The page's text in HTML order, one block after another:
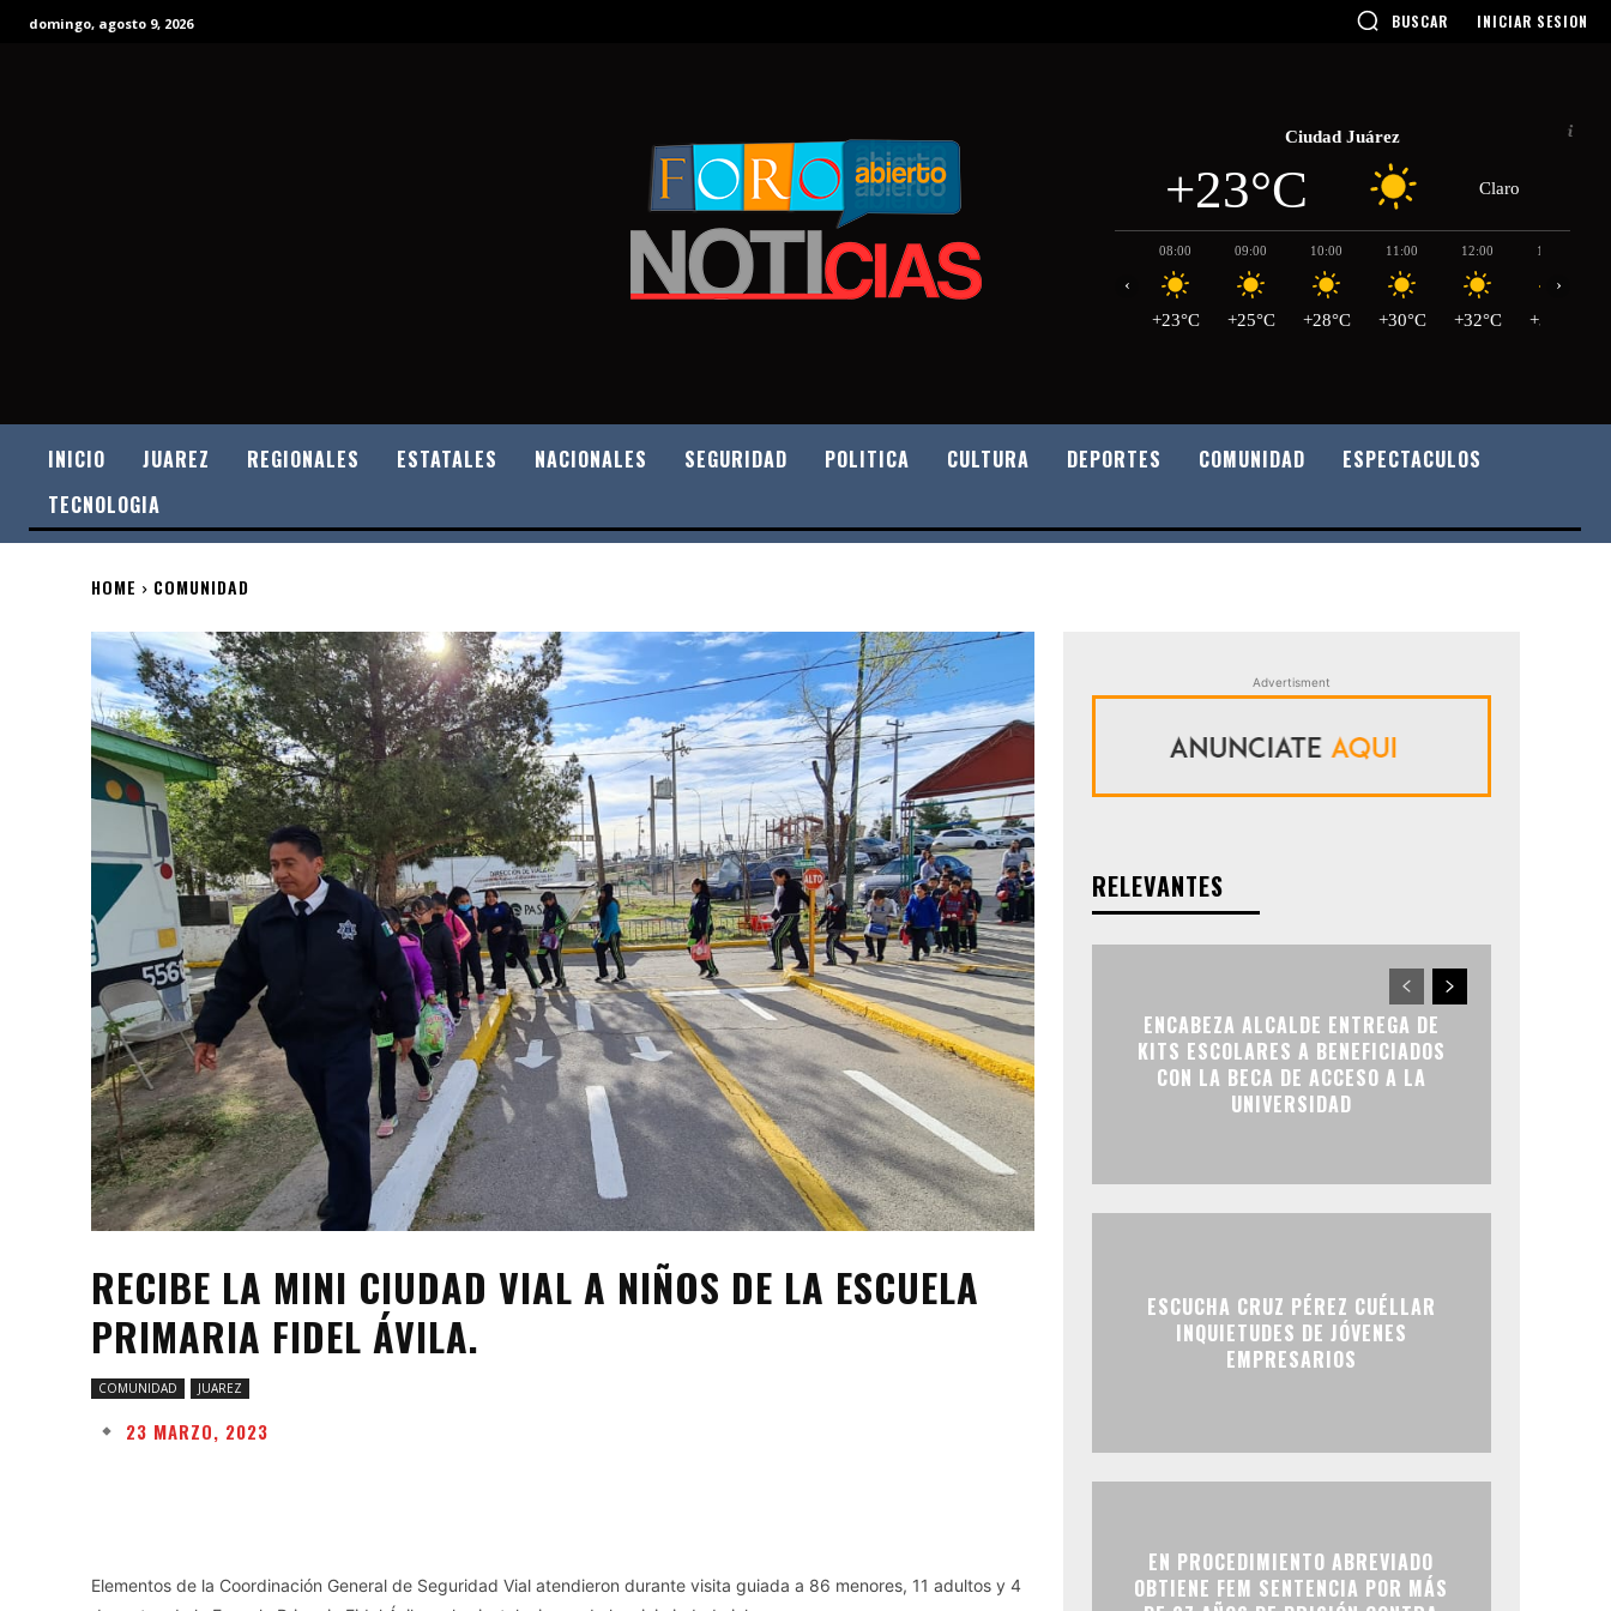
domingo, agosto 9, 2026 BUSCAR INICIAR SESION
Ciudad Juárez
+23°C Claro
08:00
+23°C
09:00
+25°C
10:00
+28°C
11:00
+30°C
12:00
+32°C
13:00
+34°C
‹ ›
INICIO JUAREZ REGIONALES ESTATALES NACIONALES SEGURIDAD POLITICA CULTURA DEPORTES COMUNIDAD
ESPECTACULOS
TECNOLOGIA
HOME COMUNIDAD
RECIBE LA MINI CIUDAD VIAL A NIÑOS DE LA ESCUELA
PRIMARIA FIDEL ÁVILA.
COMUNIDAD JUAREZ
23 MARZO, 2023
Elementos de la Coordinación General de Seguridad Vial atendieron durante visita guiada a 86 menores, 11 adultos y 4
Advertisment
RELEVANTES
ENCABEZA ALCALDE ENTREGA DE
KITS ESCOLARES A BENEFICIADOS
CON LA BECA DE ACCESO A LA
UNIVERSIDAD
ESCUCHA CRUZ PÉREZ CUÉLLAR
INQUIETUDES DE JÓVENES
EMPRESARIOS
EN PROCEDIMIENTO ABREVIADO
OBTIENE FEM SENTENCIA POR MÁS